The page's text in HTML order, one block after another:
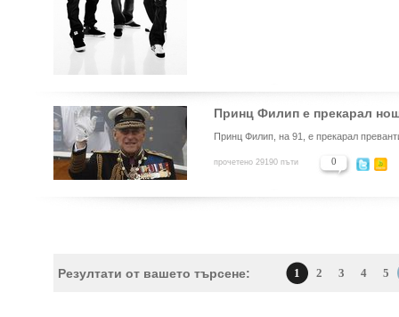
Принц Филип е прекарал
Принц Филип, на 91, е прекарал
прочетено 29190 пъти 0
Резултати от вашето търсене: 1 2 3 4 5